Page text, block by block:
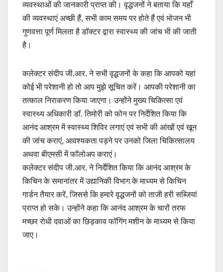
व्यवस्थाओं की जानकारी प्राप्त की। वृद्धजनों ने बताया कि यहाँ
की व्यवस्थाएं अच्छी हैं, सभी काम समय पर होते हैं एवं भोजन भी
गुणवत्ता पूर्ण मिलता है डॉक्टर द्वारा स्वास्थ्य की जांच भी की जाती
है।
कलेक्टर संदीप जी.आर. ने सभी वृद्धजनों के कहा कि आपको यहां
कोई भी परेशानी हो तो आप मुझे सूचित करें। आपकी परेशानी का
तत्काल निराकरण किया जाएगा। उन्होंने मुख्य चिकित्सा एवं
स्वास्थ्य अधिकारी डॉ. तिमोरी को फोन पर निर्देशित किया कि
आनंद आश्रम में स्वास्थ्य शिविर लगाएं एवं सभी की आंखों एवं खून
की जांच कराएं, आवश्यकता पड़ने पर उनको जिला चिकित्सालय
अथवा बीएमसी में फॉलोअप कराएं।
कलेक्टर संदीप जी.आर. ने निर्देशित किया कि आनंद आश्रम के
किचिन के समानांतर में उद्यानिकी विभाग के माध्यम से किचिन
गार्डन तैयार करें, जिससे कि हमारे वृद्धजनों को ताजी हरी सब्जियां
प्राप्त हो सके। उन्होंने कहा कि आनंद आश्रम के चारों तरफ
मच्छर रोधी दवाओं का छिड़काव फॉगिंग मशीन के माध्यम से किया
जाए।